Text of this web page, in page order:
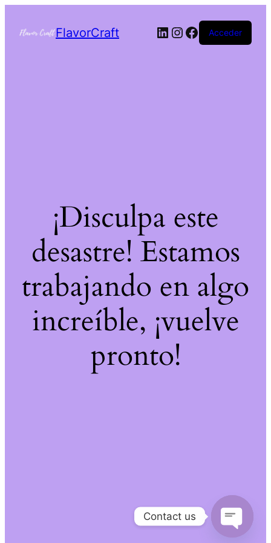
FlavorCraft Acceder
¡Disculpa este
desastre! Estamos
trabajando en algo
increíble, ¡vuelve
pronto!
Contact us